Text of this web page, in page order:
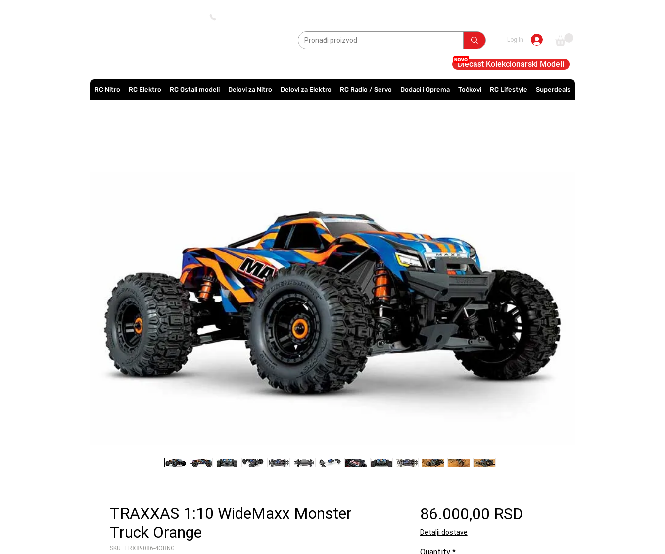
Log In
Diecast Kolekcionarski Modeli
RC Nitro RC Elektro RC Ostali modeli Delovi za Nitro Delovi za Elektro RC Radio / Servo Dodaci i Oprema Točkovi RC Lifestyle Superdeals
TRAXXAS 1:10 WideMaxx Monster
Truck Orange
SKU: TRX89086-4ORNG
86.000,00 RSD
Detalji dostave
Quantity *